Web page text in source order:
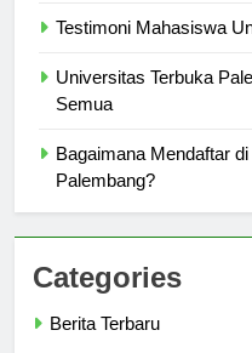
Universitas Terbuka
Bagaimana Mendaftar di
Categories